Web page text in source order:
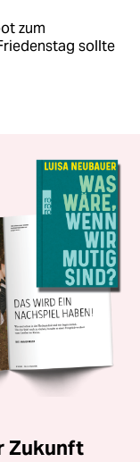
zum
sollte
Zukunft